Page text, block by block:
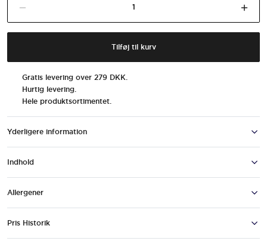
Fald tilføj til indkøbskurv mængde
Cookies
&
Cream
Tilføj til kurv
Gratis levering over 279 DKK.
Hurtig levering.
Hele produktsortimentet.
Yderligere information
Indhold
Allergener
Pris Historik BAREBELLS ER FORPLIGTET TIL